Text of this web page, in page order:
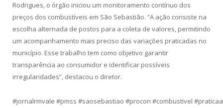
Rodrigues, o órgão iniciou um monitoramento contínuo dos
preços dos combustíveis em São Sebastião. “A ação consiste na
escolha alternada de postos para a coleta de valores, permitindo
um acompanhamento mais preciso das variações praticadas no
município. Esse trabalho tem como objetivo garantir
transparência ao consumidor e identificar possíveis
irregularidades”, destacou o diretor.
#jornalrmvale #pmss #saosebastiao #procon #combustivel